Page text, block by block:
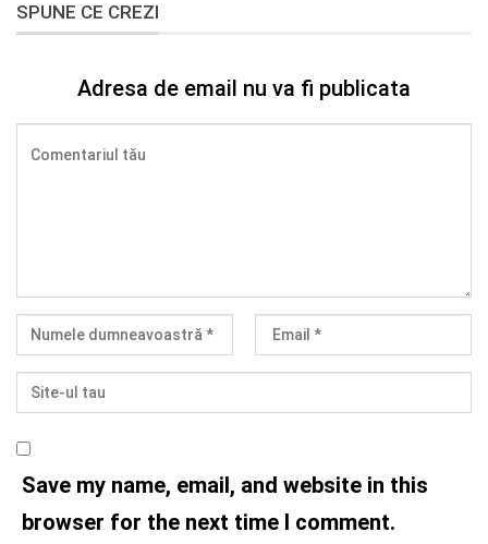
SPUNE CE CREZI
Adresa de email nu va fi publicata
Save my name, email, and website in this
browser for the next time I comment.